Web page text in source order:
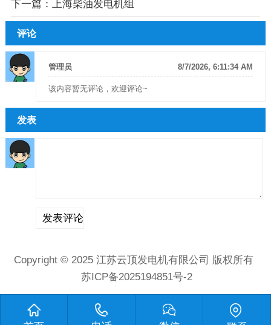
下一篇： 上海柴油发电机组
评论
8/7/2026, 6:11:34 AM
管理员
该内容暂无评论，欢迎评论~
发表
Copyright © 2025 江苏云顶发电机有限公司 版权所有
苏ICP备2025194851号-2